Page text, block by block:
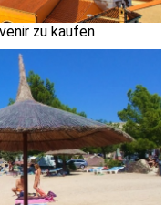
zu kaufen